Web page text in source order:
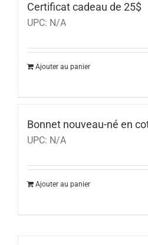
Certificat cadeau de 25$
UPC: N/A
Ajouter au panier
Bonnet nouveau-né en
UPC: N/A
Ajouter au panier